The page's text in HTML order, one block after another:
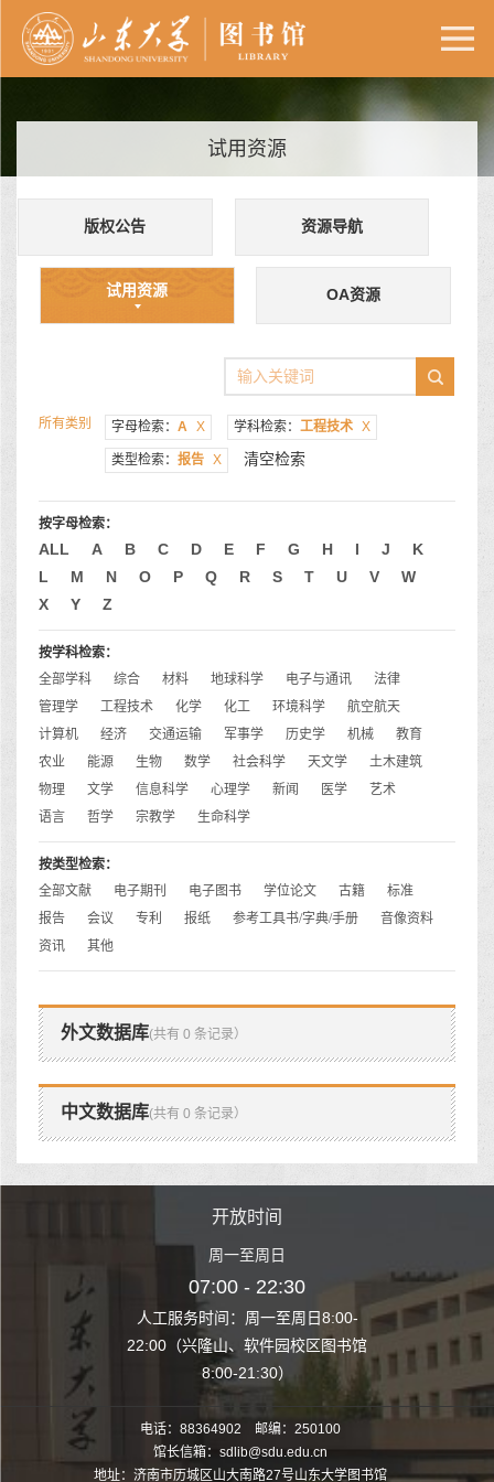
试用资源
版权公告 资源导航
试用资源 OA资源
所有类别 字母检索： A X 学科检索： 工程技术 X
类型检索： 报告 X 清空检索
按字母检索：
ALL A B C D E F G H I J
K
L
M N O P Q R S T U V
W
X
Y Z
按学科检索：
全部学科
综合 材料 地球科学 电子与通讯
法律
管理学
工程技术 化学 化工 环境科学
航空航天
计算机
经济 交通运输 军事学 历史学 机械
教育
农业
能源 生物 数学 社会科学 天文学
土木建筑
物理
文学 信息科学 心理学 新闻 医学
艺术
语言
哲学 宗教学 生命科学
按类型检索：
全部文献
电子期刊 电子图书 学位论文 古籍
标准
报告
会议 专利 报纸 参考工具书/字典/手册
音像资料
资讯
其他
外文数据库(共有 0 条记录）
中文数据库(共有 0 条记录）
至周日8:00-
园校区图书馆
开放时间
周一至周日
07:00 - 22:30
人工服务时间：周一至周日8:00-
22:00（兴隆山、软件园校区图书馆
8:00-21:30）
人工服务时间
22:00（兴隆山
电话：88364902 邮编：250100
馆长信箱：sdlib@sdu.edu.cn
地址：济南市历城区山大南路27号山东大学图书馆